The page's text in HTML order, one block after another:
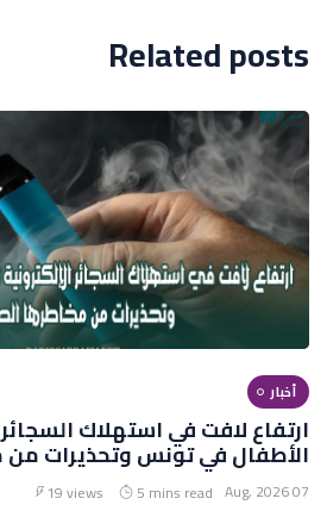
Related posts
أخبار
ارتفاع لافت في استهلاك
الأطفال في تونس وتحذيرات
07 Aug, 2026
5 mins read
19 views